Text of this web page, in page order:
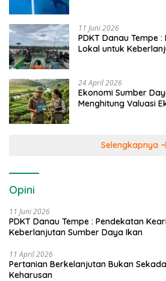
11 Juni 2026
PDKT Danau Tempe
Lokal untuk
24 April 2026
Ekonomi Sumber
Menghitung Valuasi
Selengkapnya
Opini
11 Juni 2026
PDKT Danau Tempe : Pendekatan
Keberlanjutan Sumber Daya Ikan
11 April 2026
Pertanian Berkelanjutan Bukan
Keharusan